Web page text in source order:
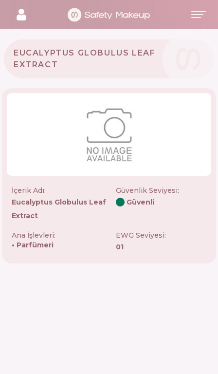
EUCALYPTUS GLOBULUS LEAF
EXTRACT
İçerik Adı:
Eucalyptus Globulus Leaf
Extract
Güvenlik Seviyesi:
Güvenli
Ana İşlevleri:
Parfümeri
EWG Seviyesi:
01